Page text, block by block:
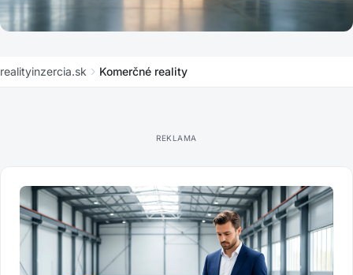
Komerčné reality: kancelárie, sklady a
realityinzercia.sk Komerčné reality